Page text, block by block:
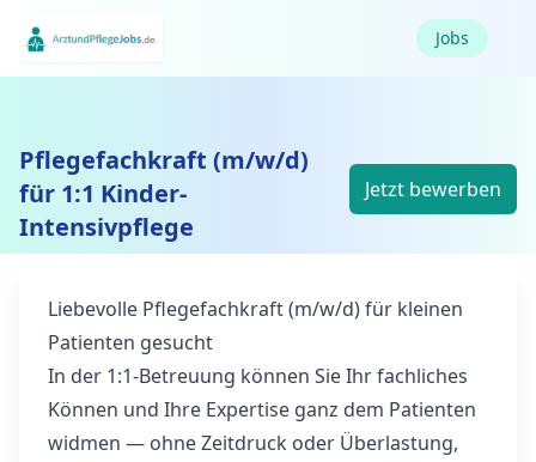
Jobs
Pflegefachkraft (m/w/d)
für 1:1 Kinder-
Intensivpflege
Jetzt bewerben
Liebevolle Pflegefachkraft (m/w/d) für kleinen
Patienten gesucht
In der 1:1-Betreuung können Sie Ihr fachliches
Können und Ihre Expertise ganz dem Patienten
widmen — ohne Zeitdruck oder Überlastung,